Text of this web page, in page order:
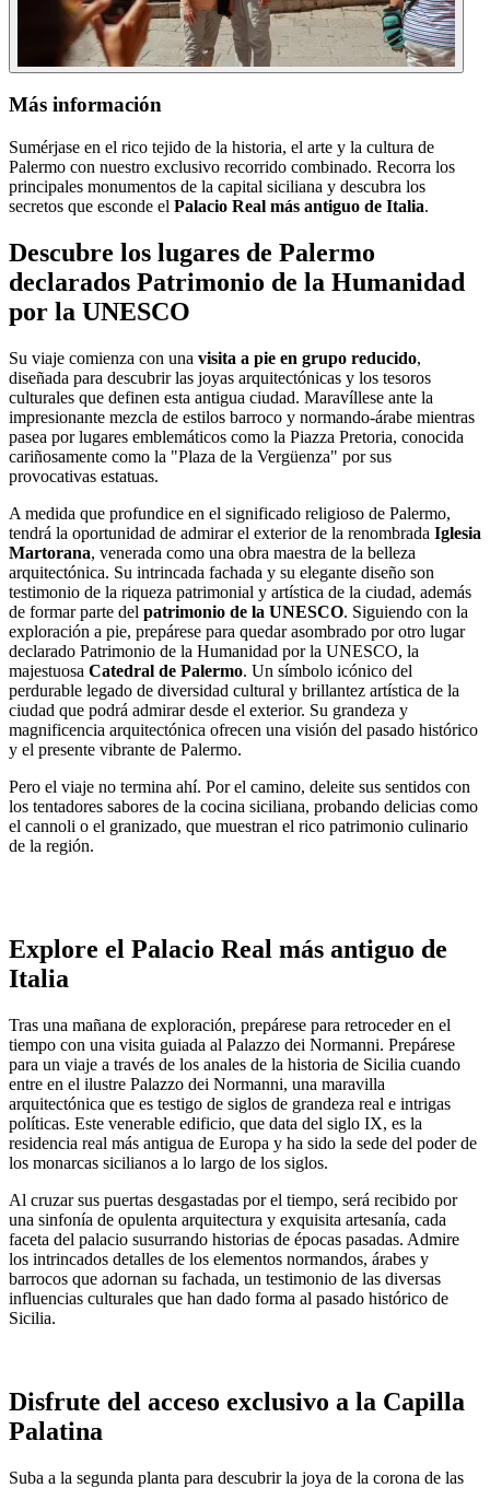
Más información
Sumérjase en el rico tejido de la historia, el arte y la cultura de
Palermo con nuestro exclusivo recorrido combinado. Recorra los
principales monumentos de la capital siciliana y descubra los
secretos que esconde el Palacio Real más antiguo de Italia.
Descubre los lugares de Palermo
declarados Patrimonio de la Humanidad
por la UNESCO
Su viaje comienza con una visita a pie en grupo reducido,
diseñada para descubrir las joyas arquitectónicas y los tesoros
culturales que definen esta antigua ciudad. Maravíllese ante la
impresionante mezcla de estilos barroco y normando-árabe mientras
pasea por lugares emblemáticos como la Piazza Pretoria, conocida
cariñosamente como la "Plaza de la Vergüenza" por sus
provocativas estatuas.
A medida que profundice en el significado religioso de Palermo,
tendrá la oportunidad de admirar el exterior de la renombrada Iglesia
Martorana, venerada como una obra maestra de la belleza
arquitectónica. Su intrincada fachada y su elegante diseño son
testimonio de la riqueza patrimonial y artística de la ciudad, además
de formar parte del patrimonio de la UNESCO. Siguiendo con la
exploración a pie, prepárese para quedar asombrado por otro lugar
declarado Patrimonio de la Humanidad por la UNESCO, la
majestuosa Catedral de Palermo. Un símbolo icónico del
perdurable legado de diversidad cultural y brillantez artística de la
ciudad que podrá admirar desde el exterior. Su grandeza y
magnificencia arquitectónica ofrecen una visión del pasado histórico
y el presente vibrante de Palermo.
Pero el viaje no termina ahí. Por el camino, deleite sus sentidos con
los tentadores sabores de la cocina siciliana, probando delicias como
el cannoli o el granizado, que muestran el rico patrimonio culinario
de la región.
Explore el Palacio Real más antiguo de
Italia
Tras una mañana de exploración, prepárese para retroceder en el
tiempo con una visita guiada al Palazzo dei Normanni. Prepárese
para un viaje a través de los anales de la historia de Sicilia cuando
entre en el ilustre Palazzo dei Normanni, una maravilla
arquitectónica que es testigo de siglos de grandeza real e intrigas
políticas. Este venerable edificio, que data del siglo IX, es la
residencia real más antigua de Europa y ha sido la sede del poder de
los monarcas sicilianos a lo largo de los siglos.
Al cruzar sus puertas desgastadas por el tiempo, será recibido por
una sinfonía de opulenta arquitectura y exquisita artesanía, cada
faceta del palacio susurrando historias de épocas pasadas. Admire
los intrincados detalles de los elementos normandos, árabes y
barrocos que adornan su fachada, un testimonio de las diversas
influencias culturales que han dado forma al pasado histórico de
Sicilia.
Disfrute del acceso exclusivo a la Capilla
Palatina
Suba a la segunda planta para descubrir la joya de la corona de las